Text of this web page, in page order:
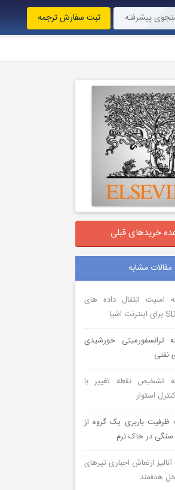
پیشرفته ثبت سفارش ترجمه
خریدهای قبلی
مقالات مشابه
امنیت انتقال داده های
ترانسفورمیتی خورشیدی
تشخیص نقطه تغییر با
استوار
ظرفیت باربری یک گروه از
در خاک نرم
آنالیز ارتعاش اجباری تیرهای
هدفمند